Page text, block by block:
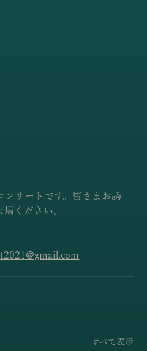
ンサートです。皆さまお誘
ください。
すべて表示